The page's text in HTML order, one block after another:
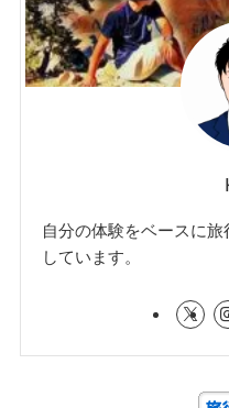
自分の体験をベースに
しています。